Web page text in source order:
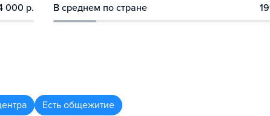
000 р. В среднем по стране
Есть общежитие